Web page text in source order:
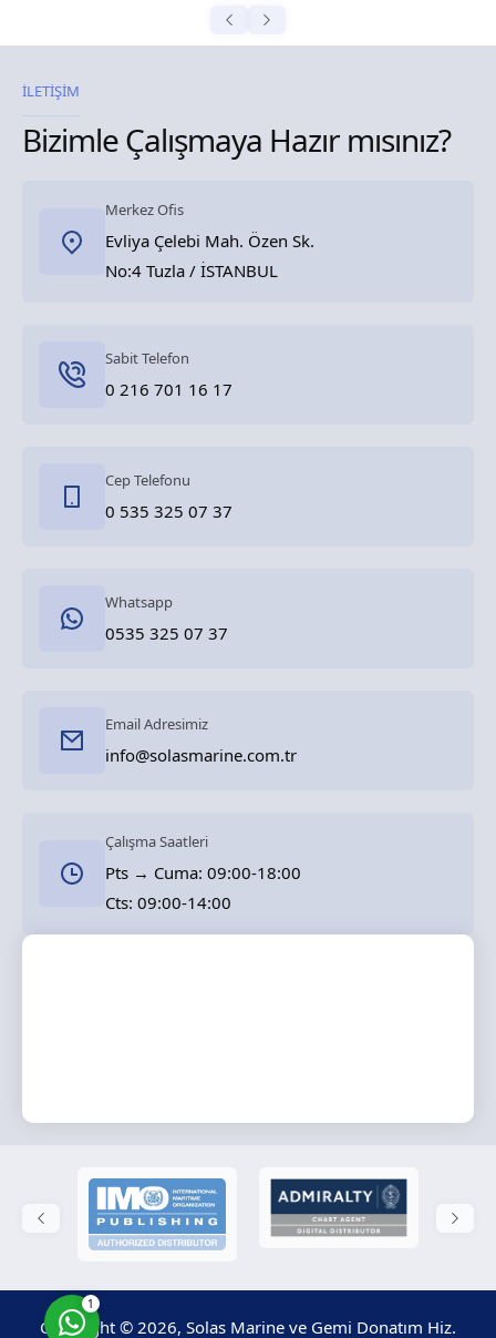
İLETİŞİM
Bizimle Çalışmaya Hazır mısınız?
Merkez Ofis
Evliya Çelebi Mah. Özen Sk.
No:4 Tuzla / İSTANBUL
Sabit Telefon
0 216 701 16 17
Cep Telefonu
0 535 325 07 37
Whatsapp
0535 325 07 37
Email Adresimiz
info@solasmarine.com.tr
Çalışma Saatleri
Pts → Cuma: 09:00-18:00
Cts: 09:00-14:00
Copyright © 2026, Solas Marine ve Gemi Donatım Hiz.
Cevap Yaz
1